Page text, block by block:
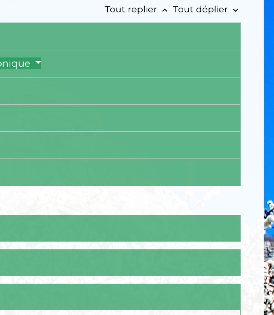
Tout replier keyboard_arrow_up Tout déplier keyboard_arrow_down